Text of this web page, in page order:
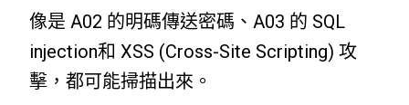
像是 A02 的明碼傳送密碼、A03 的 SQL
injection和 XSS (Cross-Site Scripting) 攻
擊，都可能掃描出來。